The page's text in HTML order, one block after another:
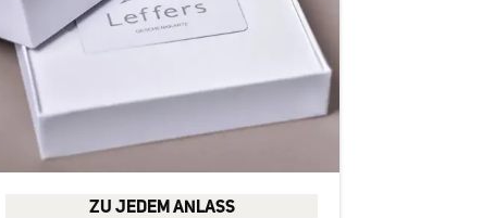
ZU JEDEM ANLASS